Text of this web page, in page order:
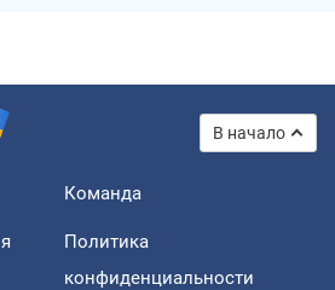
В начало
Команда
Политика
конфиденциальности